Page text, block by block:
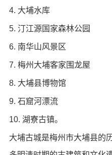
4. 大埔水库
5. 汀江源国家森林公园
6. 南华山风景区
7. 梅州大埔客家围龙屋
8. 大埔县博物馆
9. 石窟河漂流
10. 湖寮古镇。
大埔古城是梅州市大埔县的